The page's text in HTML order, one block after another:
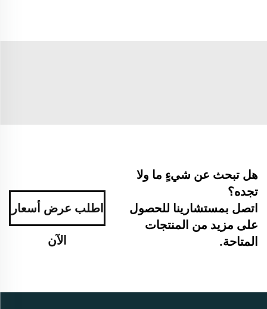
هل تبحث عن شيءٍ ما ولا
تجده؟
اتصل بمستشارينا للحصول
على مزيد من المنتجات
المتاحة.
اطلب عرض أسعار
الآن